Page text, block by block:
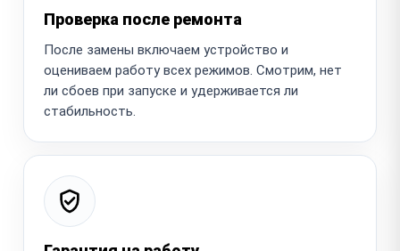
Проверка после ремонта
После замены включаем устройство и
оцениваем работу всех режимов. Смотрим, нет
ли сбоев при запуске и удерживается ли
стабильность.